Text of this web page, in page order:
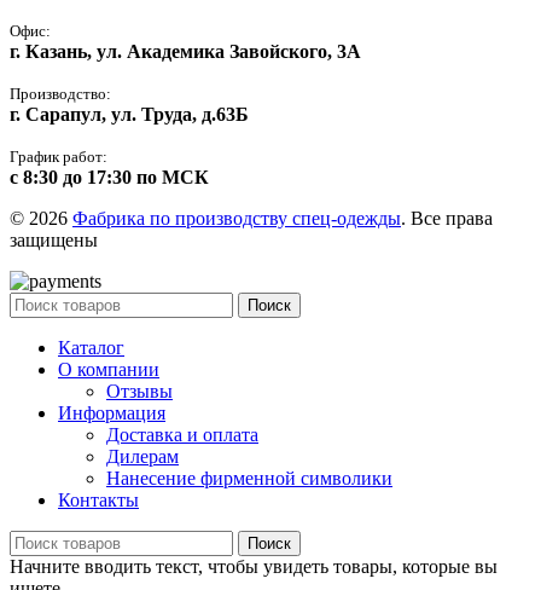
Офис:
г. Казань, ул. Академика Завойского, 3А
Производство:
г. Сарапул, ул. Труда, д.63Б
График работ:
с 8:30 до 17:30 по МСК
© 2026 Фабрика по производству спец-одежды. Все права
защищены
Поиск
Каталог
О компании
Отзывы
Информация
Доставка и оплата
Дилерам
Нанесение фирменной символики
Контакты
Поиск
Начните вводить текст, чтобы увидеть товары, которые вы